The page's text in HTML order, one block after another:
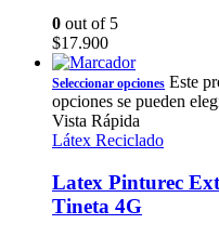
0 out of 5
$17.900
Seleccionar opciones Este
opciones se pueden
Vista Rápida
Látex Reciclado
Latex Pinturec
Tineta 4G